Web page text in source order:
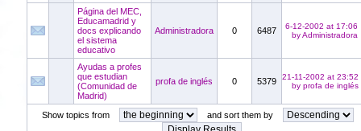
Página del MEC,
Educamadrid y
docs explicando
el sistema
educativo
Administradora 0 6487
6-12-2002 at 17:06
by Administradora
Ayudas a profes
que estudian
(Comunidad de
Madrid)
profa de inglés 0 5379
21-11-2002 at 23:52
by profa de inglés
Show topics from and sort them by